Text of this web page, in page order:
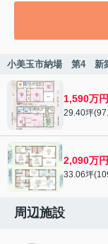
小美玉市納場 第4 新
1,590万円
29.40坪
2,090万円
33.06坪
周辺施設